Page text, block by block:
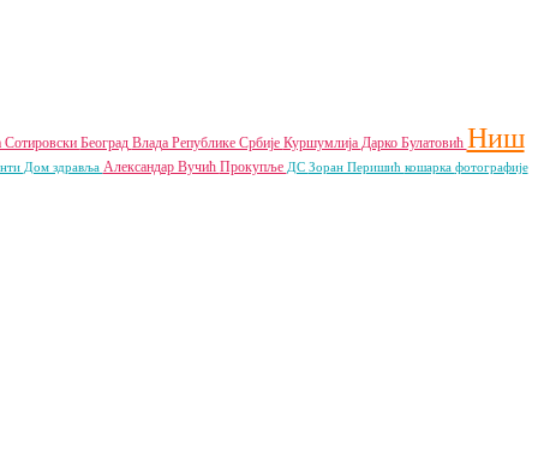
Сотировски Београд Влада Републике Србије Куршумлија Дарко Булатовић Ниш
Дом здравља Александар Вучић Прокупље ДС Зоран Перишић кошарка фотографије